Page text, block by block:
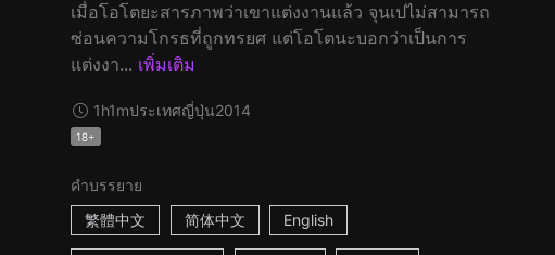
เมื่อโอโตยะสารภาพว่าเขาแต่งงานแล้ว จุนเปไม่สามารถ
ซ่อนความโกรธที่ถูกทรยศ แต่โอโตนะบอกว่าเป็นการ
แต่งงา... เพิ่มเติม
1h1mประเทศญี่ปุ่น2014
18+
คำบรรยาย
繁體中文
简体中文 English